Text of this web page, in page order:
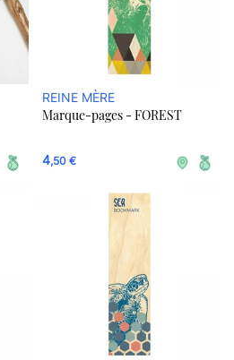
REINE MÈRE
Marque-pages - FOREST
4,50 €